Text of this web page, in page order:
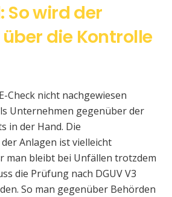
So wird der
die Kontrolle
Check nicht nachgewiesen
Unternehmen gegenüber der
in der Hand. Die
Anlagen ist vielleicht
man bleibt bei Unfällen trotzdem
die Prüfung nach DGUV V3
So man gegenüber Behörden